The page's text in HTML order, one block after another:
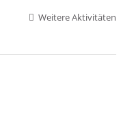
Weitere Aktivitäten